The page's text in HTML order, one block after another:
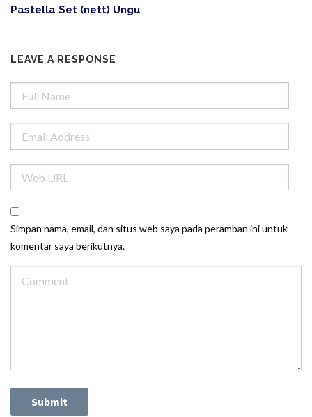
Pastella Set (nett) Ungu
LEAVE A RESPONSE
Simpan nama, email, dan situs web saya pada peramban ini untuk
komentar saya berikutnya.